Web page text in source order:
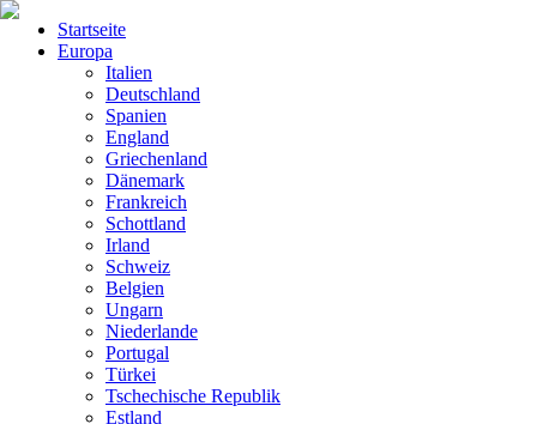
Startseite
Europa
Italien
Deutschland
Spanien
England
Griechenland
Dänemark
Frankreich
Schottland
Irland
Schweiz
Belgien
Ungarn
Niederlande
Portugal
Türkei
Tschechische Republik
Estland